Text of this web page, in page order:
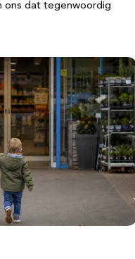
ons dat tegenwoordig